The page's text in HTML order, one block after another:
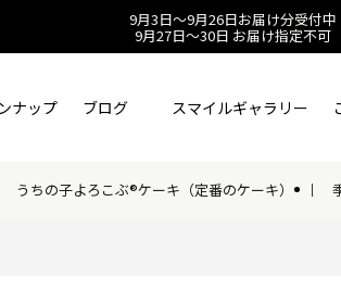
9月3日～9月26日お届け分受付中
9月27日～30日 お届け指定不可
ナップ ブログ スマイルギャラリー
うちの子よろこぶ®ケーキ（定番のケーキ）